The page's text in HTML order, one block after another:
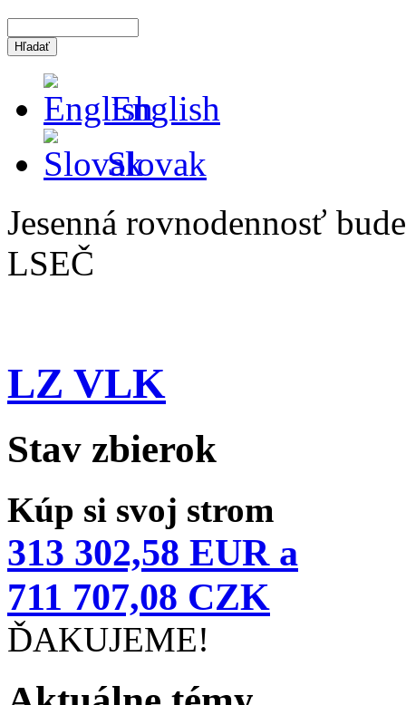
English
Slovak
Jesenná rovnodennosť
LSEČ
LZ VLK
Stav zbierok
Kúp si svoj strom
313 302,58 EUR a
711 707,08 CZK
ĎAKUJEME!